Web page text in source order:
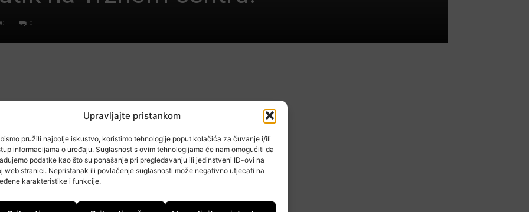
Upravljajte pristankom
pružili najbolje iskustvo, koristimo tehnologije poput kolačića za čuvanje i/ili
informacijama o uređaju. Suglasnost s ovim tehnologijama će nam omogućiti da
podatke kao što su ponašanje pri pregledavanju ili jedinstveni ID-ovi na
web stranici. Nepristanak ili povlačenje suglasnosti može negativno utjecati na
karakteristike i funkcije.
0
provalio u butik Victoria na Tržnom centru.
od nekoliko tisuća kuna. Od robe nije ništa
potragu za nepoznatim počiniteljem.
tablet na kojem se nalazio cijeli fiskalni sustav.